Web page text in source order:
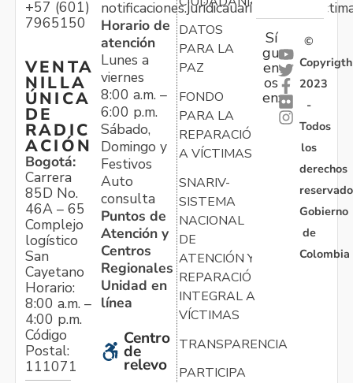
+57 (601)
7965150
VENTA
NILLA
ÚNICA
DE
RADIC
ACIÓN
Bogotá:
Carrera
85D No.
46A – 65
Complejo
logístico
San
Cayetano
Horario:
8:00 a.m. –
4:00 p.m.
Código
Postal:
111071
Horario de
atención
Lunes a
viernes
8:00 a.m. –
6:00 p.m.
Sábado,
Domingo y
Festivos
Auto
consulta
Puntos de
Atención y
Centros
Regionales
Unidad en
línea
Centro
de
relevo
DATOS
PARA LA
PAZ
FONDO
PARA LA
REPARACIÓN
A VÍCTIMAS
SNARIV-
SISTEMA
NACIONAL
DE
ATENCIÓN Y
REPARACIÓN
INTEGRAL A
VÍCTIMAS
TRANSPARENCIA
PARTICIPA
Sí
gu
en
os
en:
©
Copyrigth
2023
-
Todos
los
derechos
Gobierno
de
Colombia